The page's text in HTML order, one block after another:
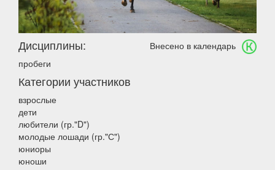
Внесено в календарь
Дисциплины:
пробеги
Категории участников
взрослые
дети
любители (гр."D")
молодые лошади (гр."С")
юниоры
юноши